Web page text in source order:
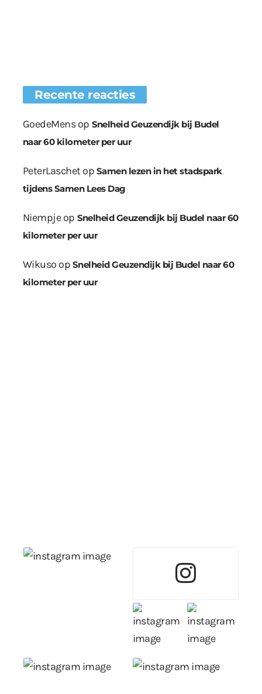
Recente reacties
GoedeMensop Snelheid Geuzendijk bij Budel
naar 60 kilometer per uur
PeterLaschetop Samen lezen in het stadspark
tijdens Samen Lees Dag
Niempjeop Snelheid Geuzendijk bij Budel naar 60
kilometer per uur
Wikuso op Snelheid Geuzendijk bij Budel naar 60
kilometer per uur